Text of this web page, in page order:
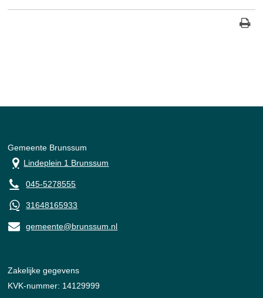
Gemeente Brunssum
Lindeplein 1 Brunssum
045-5278555
31648165933
gemeente@brunssum.nl
Zakelijke gegevens
KVK-nummer: 14129999